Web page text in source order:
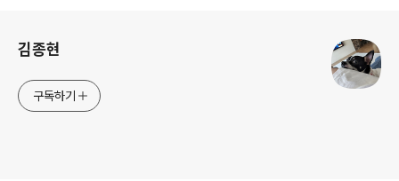
김종현
구독하기